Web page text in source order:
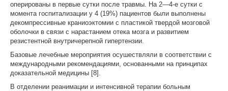
оперированы в первые сутки после травмы. На 2—4-е сутки с
момента госпитализации у 4 (19%) паци­ентов были выполнены
декомпрессивные краниоэктомии с пластикой твердой мозговой
оболочки в связи с нарастанием отека мозга и развитием
резистентной внутричерепной гипертензии.
Базовые лечебные мероприятия осушествляли в соответствии с
международными рекомендациями, основанными на принципах
доказательной медицины [8].
В отделении реанимации и интенсивной терапии больным